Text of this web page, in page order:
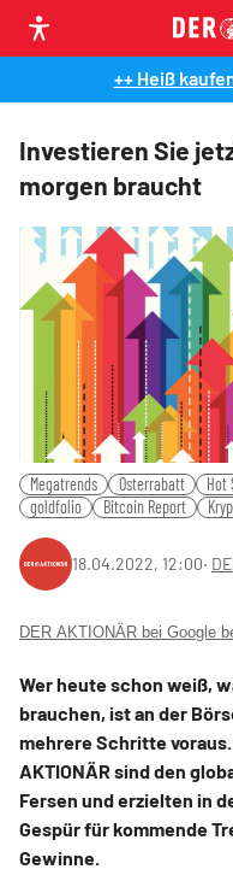
++ Heiß
Investieren Sie
morgen braucht
Megatrends Osterrabatt Hot
goldfolio
Bitcoin Report
18.04.2022, 12:00‧
DER AKTIONÄR bei Google
Wer heute schon weiß,
brauchen, ist an der
mehrere Schritte
AKTIONÄR sind den
Fersen und erzielten in
Gespür für kommende
Gewinne.